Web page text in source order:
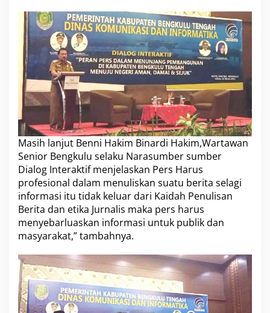
Masih lanjut Benni Hakim Binardi Hakim,Wartawan
Senior Bengkulu selaku Narasumber sumber
Dialog Interaktif menjelaskan Pers Harus
profesional dalam menuliskan suatu berita selagi
informasi itu tidak keluar dari Kaidah Penulisan
Berita dan etika Jurnalis maka pers harus
menyebarluaskan informasi untuk publik dan
masyarakat,” tambahnya.